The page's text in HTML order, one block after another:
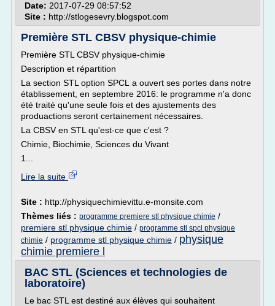
Date: 2017-07-29 08:57:52
Site : http://stlogesevry.blogspot.com
Première STL CBSV physique-chimie
Première STL CBSV physique-chimie
Description et répartition
La section STL option SPCL a ouvert ses portes dans notre
établissement, en septembre 2016: le programme n'a donc
été traité qu'une seule fois et des ajustements des
produactions seront certainement nécessaires.
La CBSV en STL qu'est-ce que c'est ?
Chimie, Biochimie, Sciences du Vivant
1...
Lire la suite
Site : http://physiquechimievittu.e-monsite.com
Thèmes liés : programme premiere stl physique chimie /
premiere stl physique chimie / programme stl spcl physique
chimie / programme stl physique chimie / physique
chimie premiere l
BAC STL (Sciences et technologies de
laboratoire)
Le bac STL est destiné aux élèves qui souhaitent